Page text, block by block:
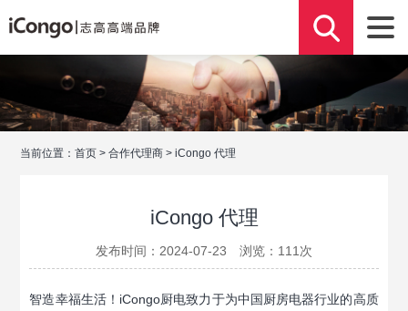
当前位置：首页 >合作代理商 >iCongo 代理
iCongo 代理
发布时间：2024-07-23 浏览： 111 次
智造幸福生活！iCongo厨电致力于为中国厨房电器行业的高质